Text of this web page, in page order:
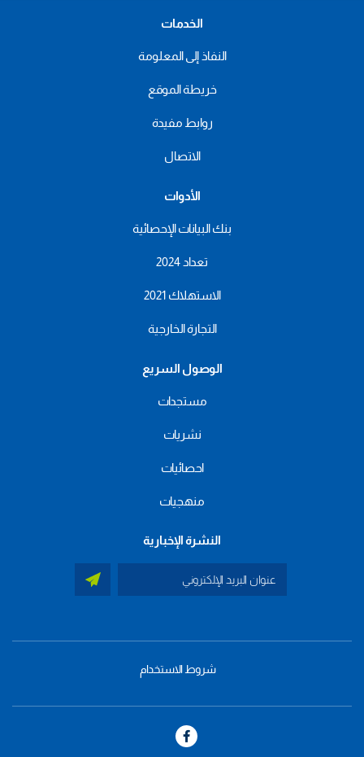
الخدمات
النفاذ إلى المعلومة
خريطة الموقع
روابط مفيدة
الاتصال
الأدوات
بنك البيانات الإحصائية
تعداد 2024
الاستهلاك 2021
التجارة الخارجية
الوصول السريع
مستجدات
نشريات
احصائيات
منهجيات
النشرة الإخبارية
footer
شروط الاستخدام